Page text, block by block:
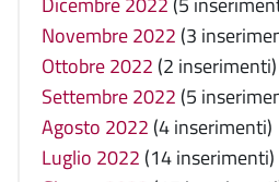
Novembre 2022 (3
Ottobre 2022 (2 inserimenti)
Settembre 2022 (5
Agosto 2022 (4 inserimenti)
Luglio 2022 (14 inserimenti)